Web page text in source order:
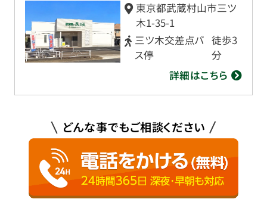
東京都武蔵村山市三ツ
木1-35-1
三ツ木交差点バ
ス停
徒歩3
分
詳細はこちら
どんな事でもご相談ください